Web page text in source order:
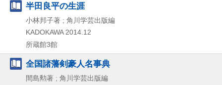
半田良平の生涯
小林邦子著 ; 角川学芸出版編
KADOKAWA 2014.12
所蔵館3館
全国諸藩剣豪人名事典
間島勲著 ; 角川学芸出版編